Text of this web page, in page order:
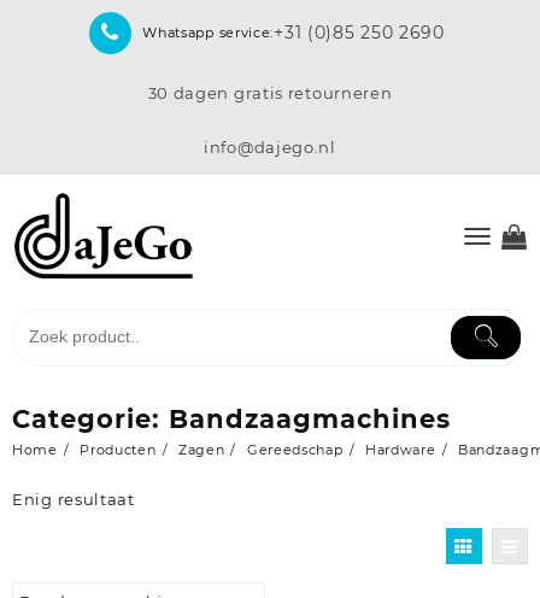
Whatsapp service:+31 (0)85 250 2690
30 dagen gratis retourneren
info@dajego.nl
Categorie: Bandzaagmachines
Home Producten Zagen Gereedschap Hardware
Enig resultaat